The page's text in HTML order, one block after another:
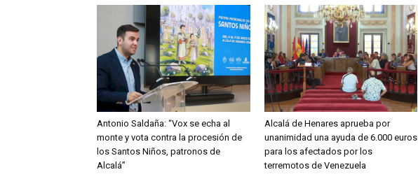
Antonio Saldaña: “Vox se echa al
monte y vota contra la procesión de
los Santos Niños, patronos de
Alcalá”
Alcalá de Henares aprueba por
unanimidad una ayuda de 6.000 euros
para los afectados por los
terremotos de Venezuela